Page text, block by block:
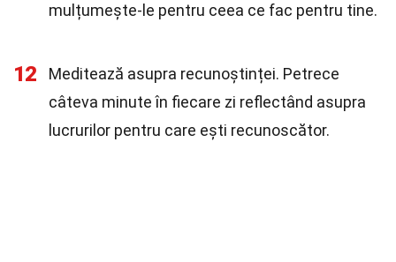
mulțumește-le pentru ceea ce fac pentru tine.
12
Meditează asupra recunoștinței. Petrece
câteva minute în fiecare zi reflectând asupra
lucrurilor pentru care ești recunoscător.